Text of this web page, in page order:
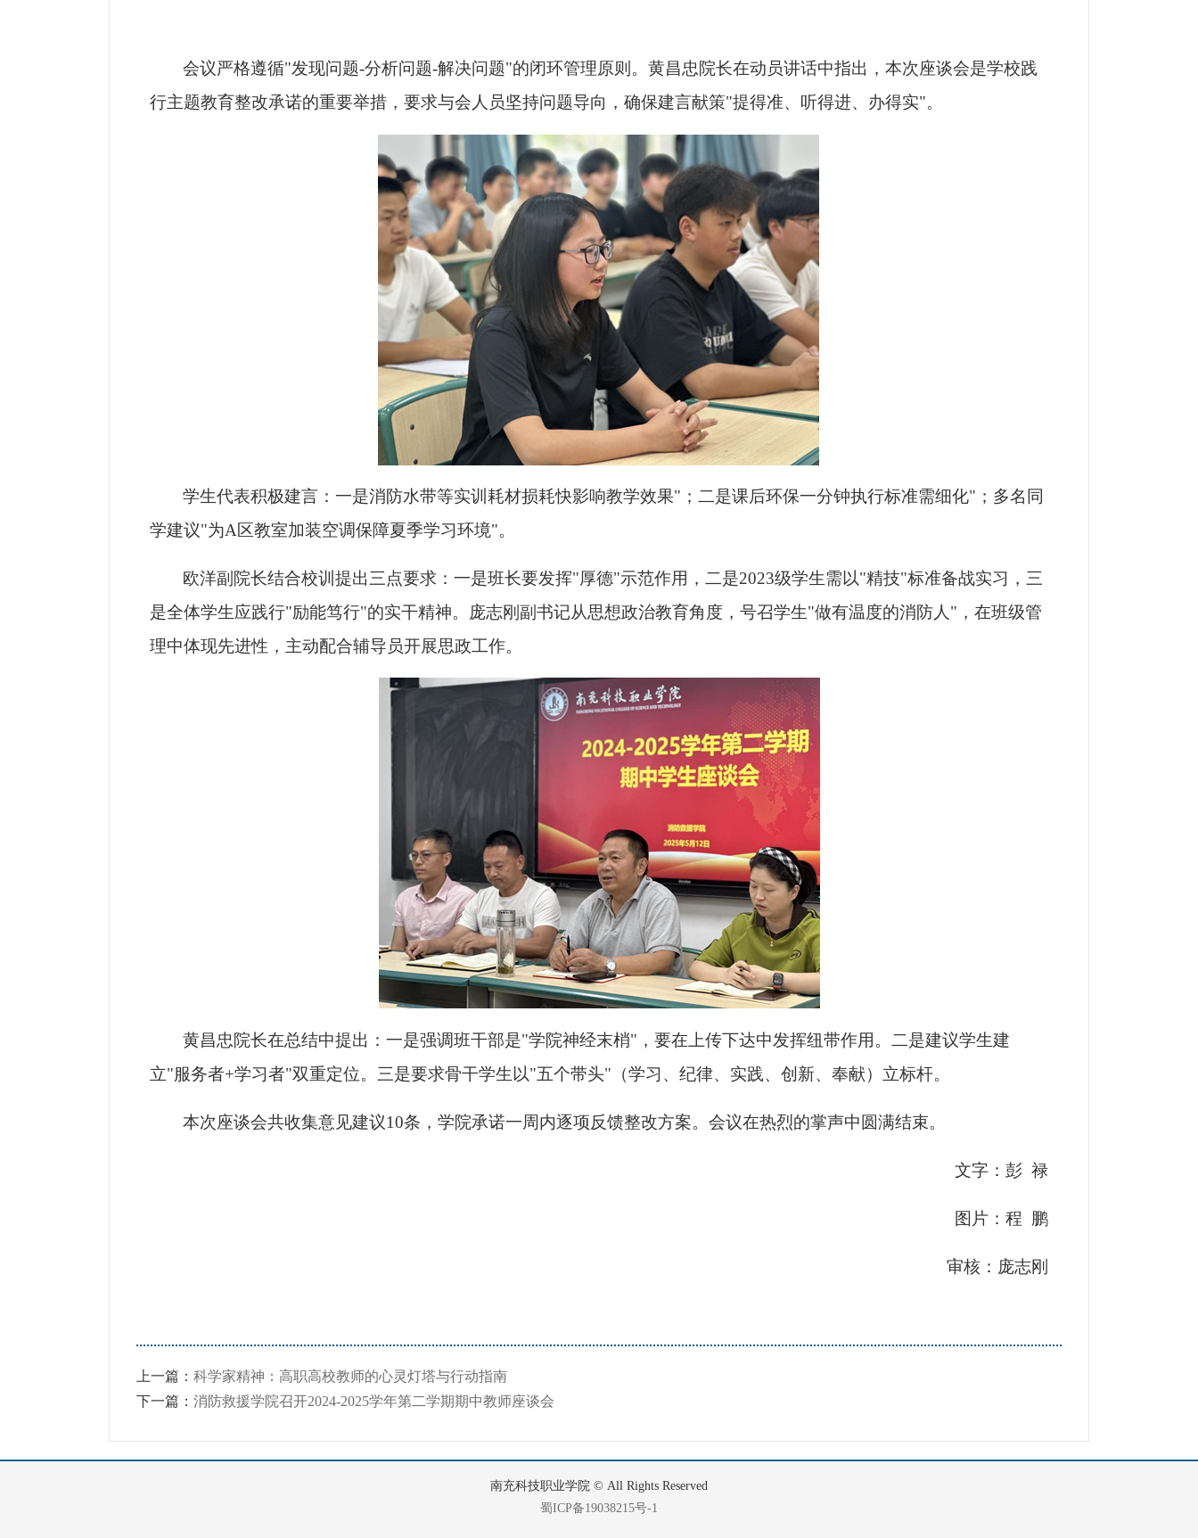
会议严格遵循"发现问题-分析问题-解决问题"的闭环管理原则。黄昌忠院长在动员讲话中指出，本次座谈会是学校践
行主题教育整改承诺的重要举措，要求与会人员坚持问题导向，确保建言献策"提得准、听得进、办得实"。
学生代表积极建言：一是消防水带等实训耗材损耗快影响教学效果"；二是课后环保一分钟执行标准需细化"；多名同
学建议"为A区教室加装空调保障夏季学习环境"。
欧洋副院长结合校训提出三点要求：一是班长要发挥"厚德"示范作用，二是2023级学生需以"精技"标准备战实习，三
是全体学生应践行"励能笃行"的实干精神。庞志刚副书记从思想政治教育角度，号召学生"做有温度的消防人"，在班级管
理中体现先进性，主动配合辅导员开展思政工作。
黄昌忠院长在总结中提出：一是强调班干部是"学院神经末梢"，要在上传下达中发挥纽带作用。二是建议学生建
立"服务者+学习者"双重定位。三是要求骨干学生以"五个带头"（学习、纪律、实践、创新、奉献）立标杆。
本次座谈会共收集意见建议10条，学院承诺一周内逐项反馈整改方案。会议在热烈的掌声中圆满结束。
文字：彭 禄
图片：程 鹏
审核：庞志刚
上一篇： 科学家精神：高职高校教师的心灵灯塔与行动指南
下一篇： 消防救援学院召开2024-2025学年第二学期期中教师座谈会
南充科技职业学院 © All Rights Reserved
蜀ICP备19038215号-1